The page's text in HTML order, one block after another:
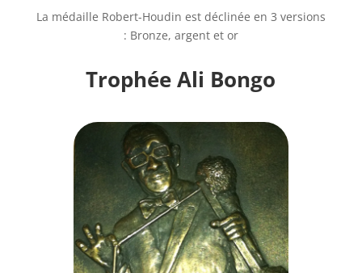
La médaille Robert-Houdin est déclinée en 3 versions
: Bronze, argent et or
Trophée Ali Bongo